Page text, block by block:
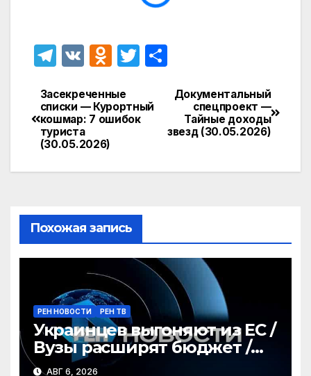
T
e
gr
a
m
V
O
n
o
a
s
ni
ki
T
itt
er
п
а
в
Навигация
по
записям
Документальный
спецпроект —
Тайные доходы
звезд (30.05.2026)
Засекреченные
списки — Курортный
кошмар: 7 ошибок
туриста
(30.05.2026)
Похожая запись
РЕН НОВОСТИ РЕН ТВ
Украинцев выгоняют из ЕС /
Вузы расширят бюджет /
Рекорд моржа / ГЛАВНОЕ
АВГ 6, 2026